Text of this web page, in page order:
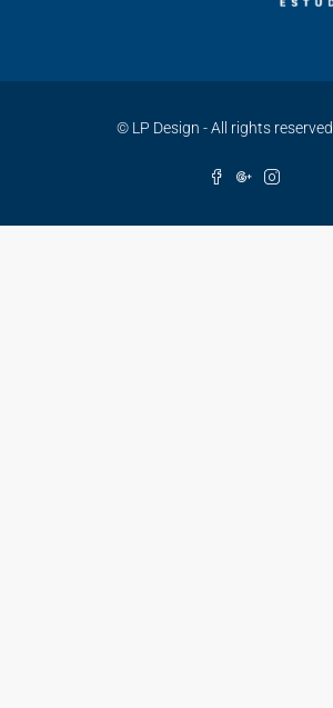
© LP Design - All rights reserved